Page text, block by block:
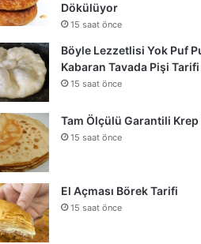
Dökülüyor
15 saat önce
Böyle Lezzetlisi Yok Puf
Kabaran Tavada Pişi Tarifi
15 saat önce
Tam Ölçülü Garantili Krep
15 saat önce
El Açması Börek Tarifi
15 saat önce